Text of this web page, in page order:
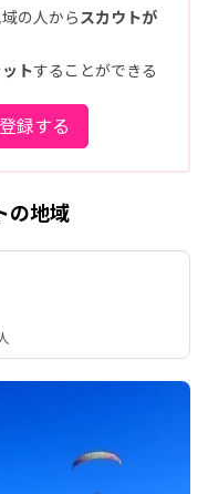
の人からスカウトが
トすることができる
録する
の地域